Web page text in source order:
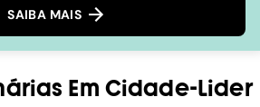
SAIBA MAIS
Em Cidade-Lider